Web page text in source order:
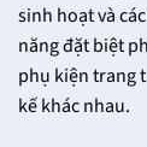
sinh hoạt và
năng đặt biệt
phụ kiện trang
kế khác nhau.